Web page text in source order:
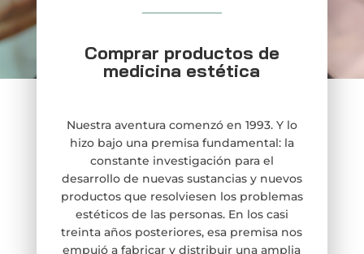
Comprar productos de
medicina estética
Nuestra aventura comenzó en 1993. Y lo
hizo bajo una premisa fundamental: la
constante investigación para el
desarrollo de nuevas sustancias y nuevos
productos que resolviesen los problemas
estéticos de las personas. En los casi
treinta años posteriores, esa premisa nos
empujó a fabricar y distribuir una amplia